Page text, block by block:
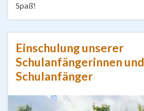
Spaß!
Einschulung unserer
Schulanfängerinnen und
Schulanfänger